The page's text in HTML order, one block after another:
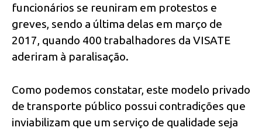
funcionários se reuniram em protestos e
greves, sendo a última delas em março de
2017, quando 400 trabalhadores da VISATE
aderiram à paralisação.
Como podemos constatar, este modelo privado
de transporte público possui contradições que
inviabilizam que um serviço de qualidade seja